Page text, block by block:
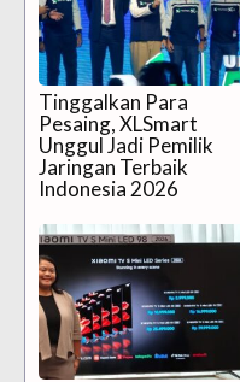
Tinggalkan Para
Pesaing, XLSmart
Unggul Jadi Pemilik
Jaringan Terbaik
Indonesia 2026